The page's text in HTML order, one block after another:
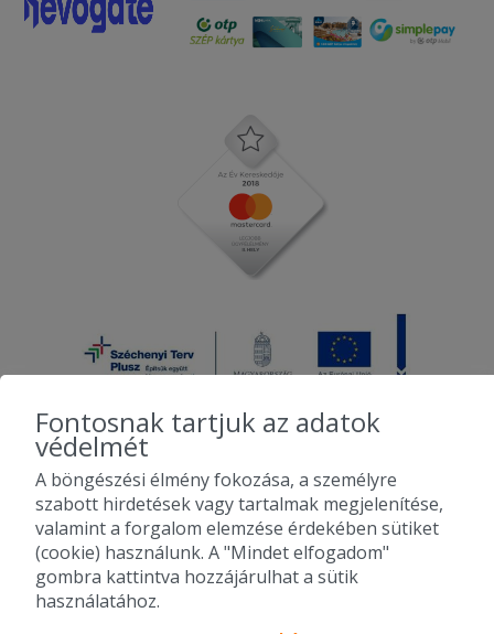
2010-2026 Copyright - Falatozz.hu - Diston-line Kft.
Pizza, gyros, hamburger, menük kedvező áron, egy helyen az összes
étterem ajánlata.
Fontosnak tartjuk az adatok
védelmét
A böngészési élmény fokozása, a személyre
szabott hirdetések vagy tartalmak megjelenítése,
valamint a forgalom elemzése érdekében sütiket
(cookie) használunk. A "Mindet elfogadom"
gombra kattintva hozzájárulhat a sütik
használatához.